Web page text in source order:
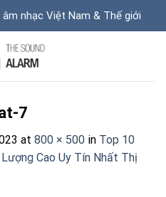
nhạc Việt Nam & Thế giới
7
at 800 × 500 in Top 10
Cao Uy Tín Nhất Thị